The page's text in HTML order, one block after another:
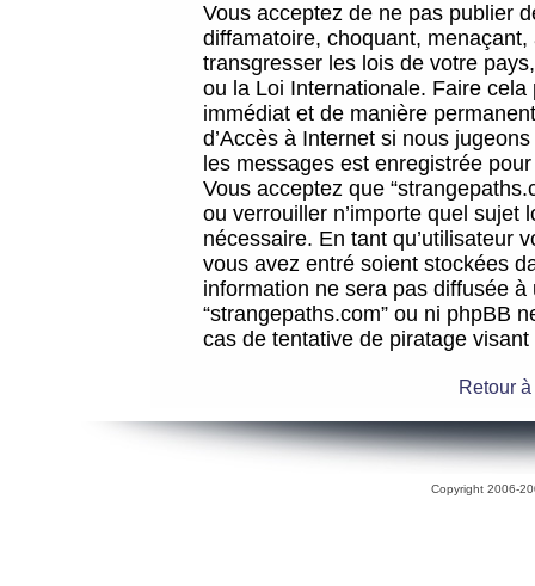
Vous acceptez de ne pas publier
diffamatoire, choquant,
transgresser les lois de votre
ou la Loi Internationale. Faire
immédiat et de manière
d’Accès à Internet si nous
les messages est enregistrée
Vous acceptez que
ou verrouiller n’importe quel sujet
nécessaire. En tant qu’utilisateur
vous avez entré soient stockées
information ne sera pas diffusée
“strangepaths.com” ou ni phpBB
cas de tentative de piratage
Retour
Copyright 2006-